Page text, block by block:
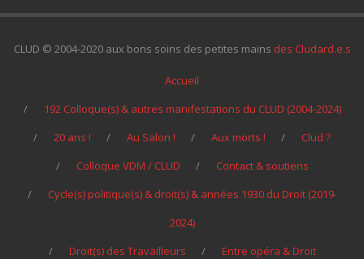
CLUD © 2004-2020 aux bons soins des petites mains des Cludard.e.s
Accueil
192 Colloque(s) & autres manifestations du CLUD (2004-2024)
20 ans !
Au Salon ! Aux morts !
Clud ?
Colloque VDM / CLUD
Contact & soutiens
Cycle(s) politique(s) & droit(s) & années 1930 du Droit (2019-
2024)
Droit(s) des Travailleurs
Entre opéra & Droit